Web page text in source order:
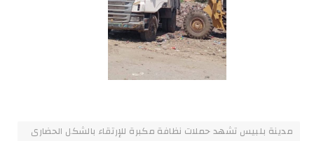
مدينة بلبيس تشهد حملات نظافة مكبرة للإرتقاء بالشكل الحضارى